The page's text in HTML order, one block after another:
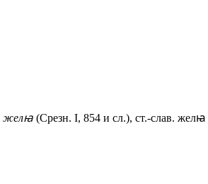
желꙗ (Срезн. I, 854 и сл.), ст.-слав. желꙗ